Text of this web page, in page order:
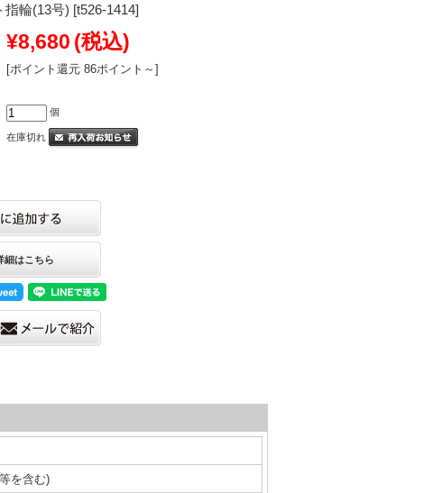
輪(13号) [t526-1414]
¥8,680 (税込)
[ポイント還元 86ポイント～]
個
在庫切れ
細はこちら
を含む)